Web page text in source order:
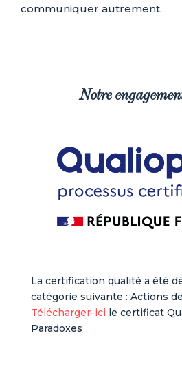
communiquer autrement.
Notre
La certification qualité a été
catégorie suivante : Actions
Télécharger-ici le certificat
Paradoxes